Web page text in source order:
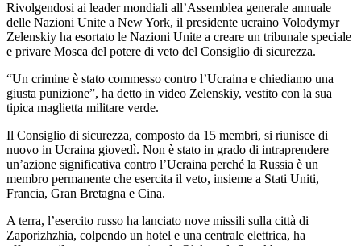
Rivolgendosi ai leader mondiali all’Assemblea generale annuale
delle Nazioni Unite a New York, il presidente ucraino Volodymyr
Zelenskiy ha esortato le Nazioni Unite a creare un tribunale speciale
e privare Mosca del potere di veto del Consiglio di sicurezza.
“Un crimine è stato commesso contro l’Ucraina e chiediamo una
giusta punizione”, ha detto in video Zelenskiy, vestito con la sua
tipica maglietta militare verde.
Il Consiglio di sicurezza, composto da 15 membri, si riunisce di
nuovo in Ucraina giovedì. Non è stato in grado di intraprendere
un’azione significativa contro l’Ucraina perché la Russia è un
membro permanente che esercita il veto, insieme a Stati Uniti,
Francia, Gran Bretagna e Cina.
A terra, l’esercito russo ha lanciato nove missili sulla città di
Zaporizhzhia, colpendo un hotel e una centrale elettrica, ha